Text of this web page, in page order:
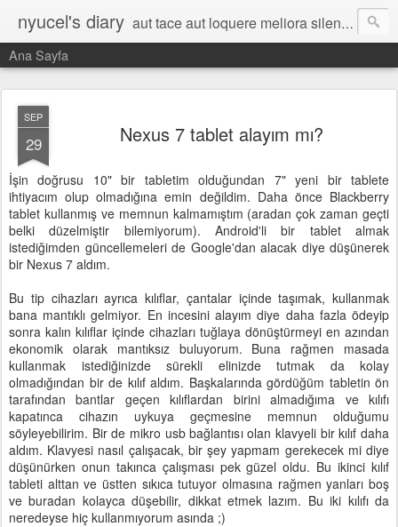
nyucel's diary aut tace aut loquere meliora silentio
Ana Sayfa
SEP
29 Nexus 7 tablet alayım mı?
İşin doğrusu 10" bir tabletim olduğundan 7" yeni bir tablete
ihtiyacım olup olmadığına emin değildim. Daha önce Blackberry
tablet kullanmış ve memnun kalmamıştım (aradan çok zaman geçti
belki düzelmiştir bilemiyorum). Android'li bir tablet almak
istediğimden güncellemeleri de Google'dan alacak diye düşünerek
bir Nexus 7 aldım.
Bu tip cihazları ayrıca kılıflar, çantalar içinde taşımak, kullanmak
bana mantıklı gelmiyor. En incesini alayım diye daha fazla ödeyip
sonra kalın kılıflar içinde cihazları tuğlaya dönüştürmeyi en azından
ekonomik olarak mantıksız buluyorum. Buna rağmen masada
kullanmak istediğinizde sürekli elinizde tutmak da kolay
olmadığından bir de kılıf aldım. Başkalarında gördüğüm tabletin ön
tarafından bantlar geçen kılıflardan birini almadığıma ve kılıfı
kapatınca cihazın uykuya geçmesine memnun olduğumu
söyleyebilirim. Bir de mikro usb bağlantısı olan klavyeli bir kılıf daha
aldım. Klavyesi nasıl çalışacak, bir şey yapmam gerekecek mi diye
düşünürken onun takınca çalışması pek güzel oldu. Bu ikinci kılıf
tableti alttan ve üstten sıkıca tutuyor olmasına rağmen yanları boş
ve buradan kolayca düşebilir, dikkat etmek lazım. Bu iki kılıfı da
neredeyse hiç kullanmıyorum asında ;)